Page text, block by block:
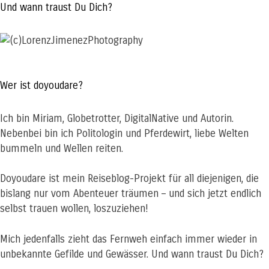
Und wann traust Du Dich?
Wer ist doyoudare?
Ich bin Miriam, Globetrotter, DigitalNative und Autorin.
Nebenbei bin ich Politologin und Pferdewirt, liebe Welten
bummeln und Wellen reiten.
Doyoudare ist mein Reiseblog-Projekt für all diejenigen, die
bislang nur vom Abenteuer träumen – und sich jetzt endlich
selbst trauen wollen, loszuziehen!
Mich jedenfalls zieht das Fernweh einfach immer wieder in
unbekannte Gefilde und Gewässer. Und wann traust Du Dich?